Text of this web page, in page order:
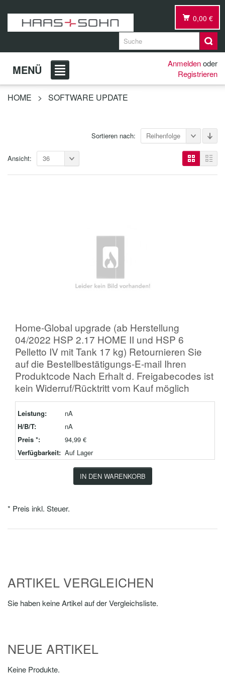
0,00 €
MENÜ Anmeldenoder
Registrieren
HOME > SOFTWARE UPDATE
Sortieren nach: Reihenfolge
Ansicht: 36
Home-Global upgrade (ab Herstellung
04/2022 HSP 2.17 HOME II und HSP 6
Pelletto IV mit Tank 17 kg) Retournieren Sie
auf die Bestellbestätigungs-E-mail Ihren
Produktcode Nach Erhalt d. Freigabecodes ist
kein Widerruf/Rücktritt vom Kauf möglich
Leistung:
nA
H/B/T:
nA
Preis *:
94,99 €
Verfügbarkeit: Auf Lager
IN DEN WARENKORB
* Preis inkl. Steuer.
ARTIKEL VERGLEICHEN
Sie haben keine Artikel auf der Vergleichsliste.
NEUE ARTIKEL
Keine Produkte.